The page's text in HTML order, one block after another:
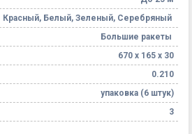
Красный, Белый, Зеленый, Серебряный
Большие ракеты
670 х 165 х 30
0.210
упаковка (6 штук)
3